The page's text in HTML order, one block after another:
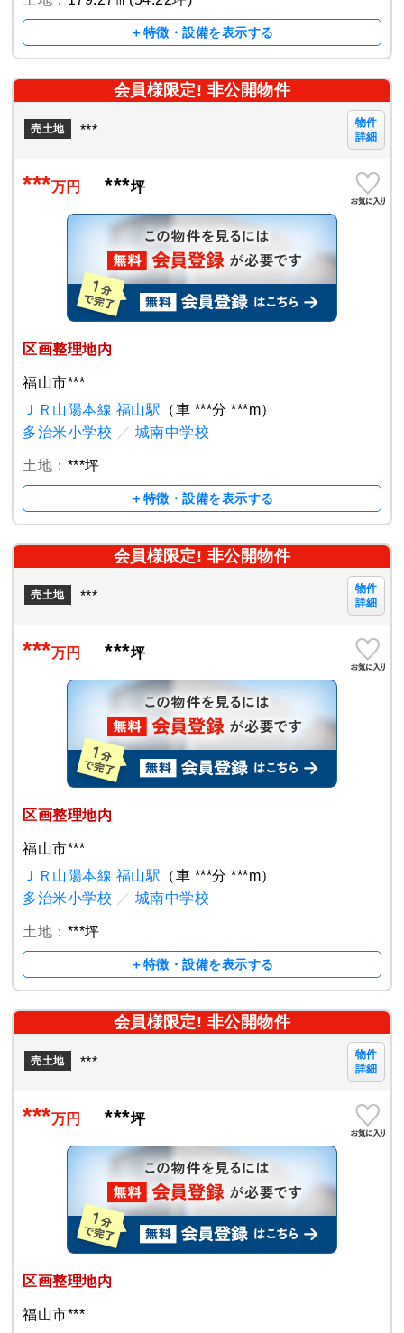
＋特徴・設備を表示する
会員様限定! 非公開物件
売土地 ***
物件
詳細
***万円 ***坪
区画整理地内
福山市***
ＪＲ山陽本線 福山駅 （車 ***分 ***m）
多治米小学校 ／ 城南中学校
土地： ***坪
＋特徴・設備を表示する
会員様限定! 非公開物件
売土地 ***
物件
詳細
***万円 ***坪
区画整理地内
福山市***
ＪＲ山陽本線 福山駅 （車 ***分 ***m）
多治米小学校 ／ 城南中学校
土地： ***坪
＋特徴・設備を表示する
会員様限定! 非公開物件
売土地 ***
物件
詳細
***万円 ***坪
区画整理地内
福山市***